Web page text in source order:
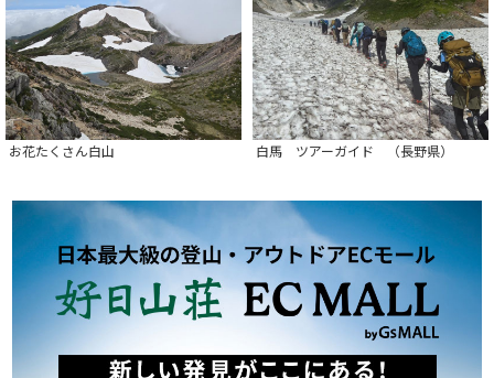
お花たくさん白山 白馬 ツアーガイド （長野県）